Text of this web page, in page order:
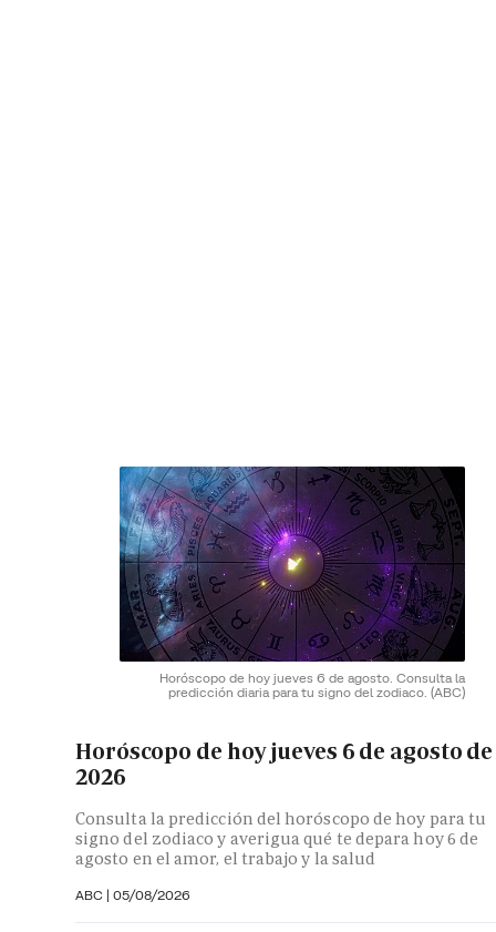
Horóscopo de hoy jueves 6 de agosto. Consulta la
predicción diaria para tu signo del zodiaco. (ABC)
Horóscopo de hoy jueves 6 de agosto de
2026
Consulta la predicción del horóscopo de hoy para tu
signo del zodiaco y averigua qué te depara hoy 6 de
agosto en el amor, el trabajo y la salud
ABC | 05/08/2026